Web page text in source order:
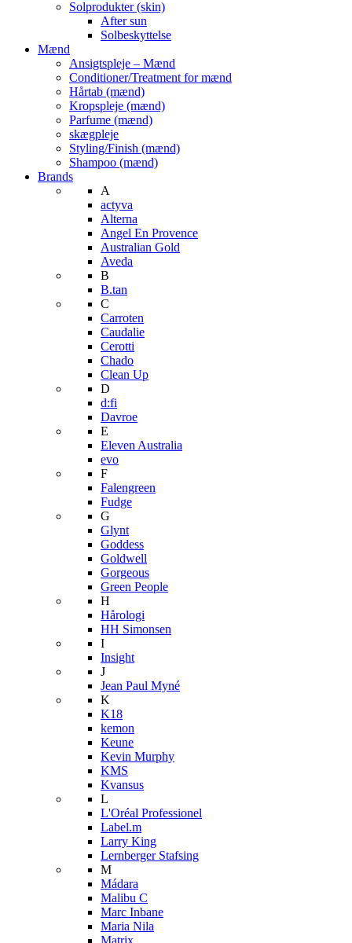
Solprodukter (skin)
After sun
Solbeskyttelse
Mænd
Ansigtspleje – Mænd
Conditioner/Treatment for mænd
Hårtab (mænd)
Kropspleje (mænd)
Parfume (mænd)
skægpleje
Styling/Finish (mænd)
Shampoo (mænd)
Brands
A
actyva
Alterna
Angel En Provence
Australian Gold
Aveda
B
B.tan
C
Carroten
Caudalie
Cerotti
Chado
Clean Up
D
d:fi
Davroe
E
Eleven Australia
evo
F
Falengreen
Fudge
G
Glynt
Goddess
Goldwell
Gorgeous
Green People
H
Hårologi
HH Simonsen
I
Insight
J
Jean Paul Myné
K
K18
kemon
Keune
Kevin Murphy
KMS
Kvansus
L
L'Oréal Professionel
Label.m
Larry King
Lernberger Stafsing
M
Mádara
Malibu C
Marc Inbane
Maria Nila
Matrix